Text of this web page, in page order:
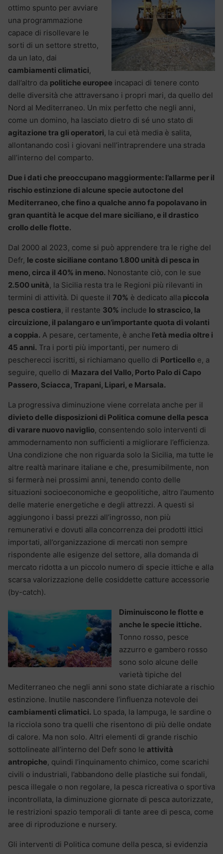
ottimo spunto per avviare
una programmazione
capace di risollevare le
sorti di un settore stretto,
da un lato, dai
cambiamenti climatici,
dall’altro da politiche europee incapaci di tenere conto
delle diversità che attraversano i propri mari, da quello del
Nord al Mediterraneo. Un mix perfetto che negli anni,
come un domino, ha lasciato dietro di sé uno stato di
agitazione tra gli operatori, la cui età media è salita,
allontanando così i giovani nell’intraprendere una strada
all’interno del comparto.
Due i dati che preoccupano maggiormente: l’allarme per il
rischio estinzione di alcune specie autoctone del
Mediterraneo, che fino a qualche anno fa popolavano in
gran quantità le acque del mare siciliano, e il drastico
crollo delle flotte.
Dal 2000 al 2023, come si può apprendere tra le righe del
Defr, le coste siciliane contano 1.800 unità di pesca in
meno, circa il 40% in meno. Nonostante ciò, con le sue
2.500 unità, la Sicilia resta tra le Regioni più rilevanti in
termini di attività. Di queste il 70% è dedicato alla piccola
pesca costiera, il restante 30% include lo strascico, la
circuizione, il palangaro e un’importante quota di volanti
a coppia. A pesare, certamente, è anche l’età media oltre i
45 anni. Tra i porti più importanti, per numero di
pescherecci iscritti, si richiamano quello di Porticello e, a
seguire, quello di Mazara del Vallo, Porto Palo di Capo
Passero, Sciacca, Trapani, Lipari, e Marsala.
La progressiva diminuzione viene correlata anche per il
divieto delle disposizioni di Politica comune della pesca
di varare nuovo naviglio, consentendo solo interventi di
ammodernamento non sufficienti a migliorare l’efficienza.
Una condizione che non riguarda solo la Sicilia, ma tutte le
altre realtà marinare italiane e che, presumibilmente, non
si fermerà nei prossimi anni, tenendo conto delle
situazioni socioeconomiche e geopolitiche, altro l’aumento
delle materie energetiche e degli attrezzi. A questi si
aggiungono i bassi prezzi all’ingrosso, non più
remunerativi e dovuti alla concorrenza dei prodotti ittici
importati, all’organizzazione di mercati non sempre
rispondente alle esigenze del settore, alla domanda di
mercato ridotta a un piccolo numero di specie ittiche e alla
scarsa valorizzazione delle cosiddette catture accessorie
(by-catch).
Diminuiscono le flotte e
anche le specie ittiche.
Tonno rosso, pesce
azzurro e gambero rosso
sono solo alcune delle
varietà tipiche del
Mediterraneo che negli anni sono state dichiarate a rischio
estinzione. Inutile nascondere l’influenza notevole dei
cambiamenti climatici. Lo spada, la lampuga, le sardine o
la ricciola sono tra quelli che risentono di più delle ondate
di calore. Ma non solo. Altri elementi di grande rischio
sottolineate all’interno del Defr sono le attività
antropiche, quindi l’inquinamento chimico, come scarichi
civili o industriali, l’abbandono delle plastiche sui fondali,
pesca illegale o non regolare, la pesca ricreativa o sportiva
incontrollata, la diminuzione giornate di pesca autorizzate,
le restrizioni spazio temporali di tante aree di pesca, come
aree di riproduzione e nursery.
Gli interventi di Politica comune della pesca, si evidenzia